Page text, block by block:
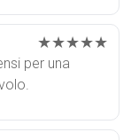
★★★★★
per una